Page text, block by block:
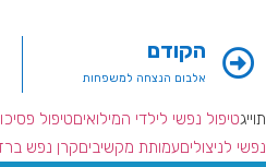
הקודם
אלבום הנצחה למשפחות
תוייגטיפול נפשי לילדי המילואיםטיפול
נפשי לניצוליםעמותת מקשיביםקרן נפש